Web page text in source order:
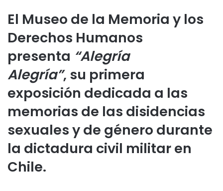
El Museo de la Memoria y los
Derechos Humanos
presenta “Alegría
Alegría”, su primera
exposición dedicada a las
memorias de las disidencias
sexuales y de género durante
la dictadura civil militar en
Chile.